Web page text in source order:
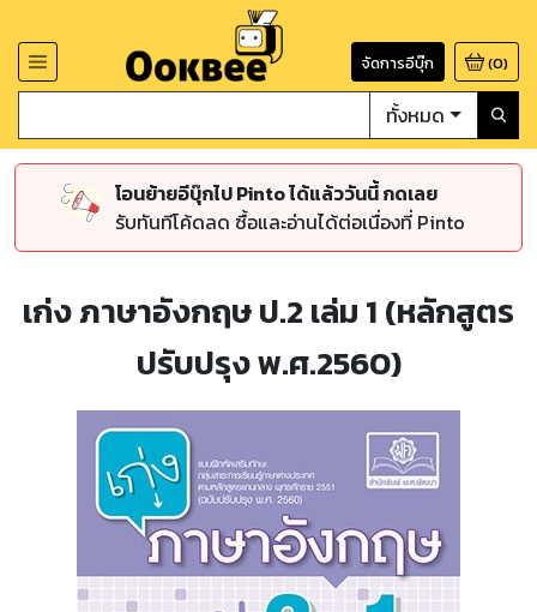
จัดการอีบุ๊ก (0)
ทั้งหมด
โอนย้ายอีบุ๊กไป Pinto ได้แล้ววันนี้ กดเลย
รับทันทีโค้ดลด ซื้อและอ่านได้ต่อเนื่องที่ Pinto
เก่ง ภาษาอังกฤษ ป.2 เล่ม 1 (หลักสูตร
ปรับปรุง พ.ศ.2560)